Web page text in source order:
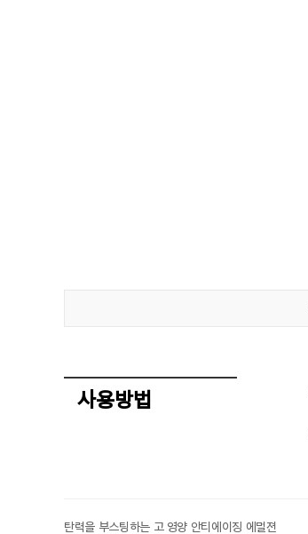
사용방법
탄력을 부스팅하는 고 영양 안티에이징 에멀젼